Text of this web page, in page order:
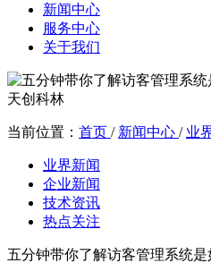
新闻中心
服务中心
关于我们
当前位置： 首页 / 新闻中心 / 业
业界新闻
企业新闻
技术资讯
热点关注
五分钟带你了解访客管理系统是